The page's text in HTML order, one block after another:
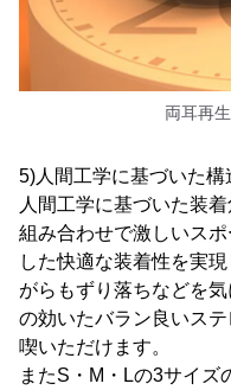
両耳再
5)人間工学に基づいた
人間工学に基づいた装
組み合わせで激しいス
した快適な装着性を実
がらもずり落ちなどを
の効いたバラン良いス
喫いただけます。
またS・M・Lの3サイズ